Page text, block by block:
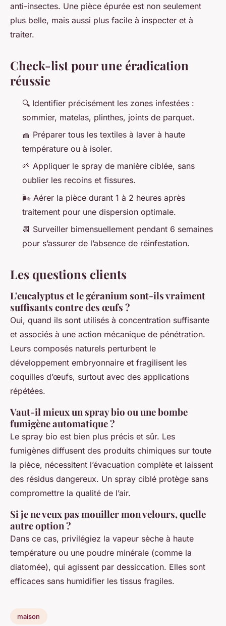
anti-insectes. Une pièce épurée est non seulement
plus belle, mais aussi plus facile à inspecter et à
traiter.
Check-list pour une éradication
réussie
🔍 Identifier précisément les zones infestées :
sommier, matelas, plinthes, joints de parquet.
🧺 Préparer tous les textiles à laver à haute
température ou à isoler.
🌱 Appliquer le spray de manière ciblée, sans
oublier les recoins et fissures.
🌬️ Aérer la pièce durant 1 à 2 heures après
traitement pour une dispersion optimale.
📆 Surveiller bimensuellement pendant 6 semaines
pour s’assurer de l’absence de réinfestation.
Les questions clients
L'eucalyptus et le géranium sont-ils vraiment
suffisants contre des œufs ?
Oui, quand ils sont utilisés à concentration suffisante
et associés à une action mécanique de pénétration.
Leurs composés naturels perturbent le
développement embryonnaire et fragilisent les
coquilles d’œufs, surtout avec des applications
répétées.
Vaut-il mieux un spray bio ou une bombe
fumigène automatique ?
Le spray bio est bien plus précis et sûr. Les
fumigènes diffusent des produits chimiques sur toute
la pièce, nécessitent l’évacuation complète et laissent
des résidus dangereux. Un spray ciblé protège sans
compromettre la qualité de l’air.
Si je ne veux pas mouiller mon velours, quelle
autre option ?
Dans ce cas, privilégiez la vapeur sèche à haute
température ou une poudre minérale (comme la
diatomée), qui agissent par dessiccation. Elles sont
efficaces sans humidifier les tissus fragiles.
maison